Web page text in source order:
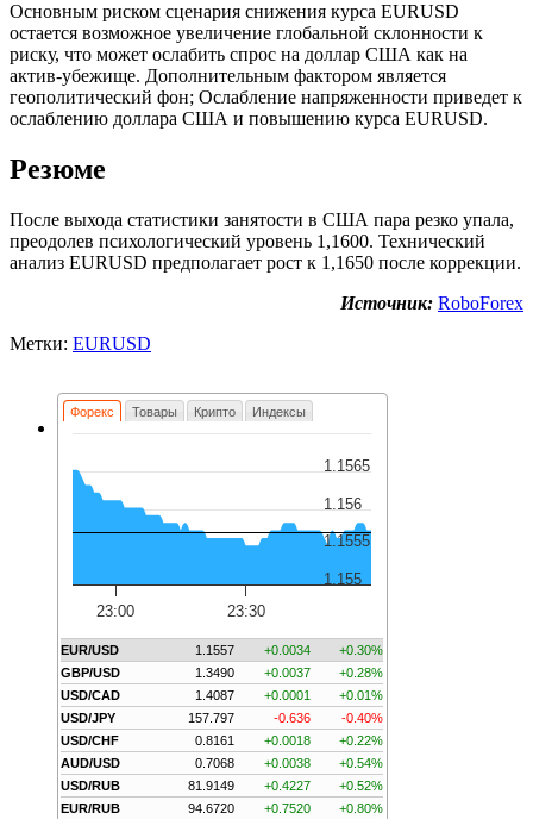
Основным риском сценария снижения курса EURUSD
остается возможное увеличение глобальной склонности к
риску, что может ослабить спрос на доллар США как на
актив-убежище. Дополнительным фактором является
геополитический фон; Ослабление напряженности приведет к
ослаблению доллара США и повышению курса EURUSD.
Резюме
После выхода статистики занятости в США пара резко упала,
преодолев психологический уровень 1,1600. Технический
анализ EURUSD предполагает рост к 1,1650 после коррекции.
Источник: RoboForex
Метки: EURUSD
Форекс Товары Крипто Индексы
23:00 23:30
1.155
1.1555
1.156
1.1565
EUR/USD 1.1557 +0.0034
+0.30%
GBP/USD
1.3490 +0.0037
+0.28%
USD/CAD
1.4087 +0.0001
+0.01%
USD/JPY
157.797 -0.636
-0.40%
USD/CHF
0.8161 +0.0018
+0.22%
AUD/USD
0.7068 +0.0038
+0.54%
USD/RUB
81.9149 +0.4227
+0.52%
EUR/RUB
94.6720 +0.7520
+0.80%